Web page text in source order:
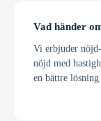
Vad händer
Vi erbjuder
nöjd med
en bättre